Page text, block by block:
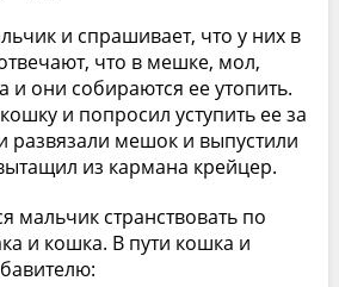
и спрашивает, что у них в
что в мешке, мол,
и они собираются ее утопить.
и попросил уступить ее за
развязали мешок и выпустили
из кармана крейцер.
мальчик странствовать по
и кошка. В пути кошка и